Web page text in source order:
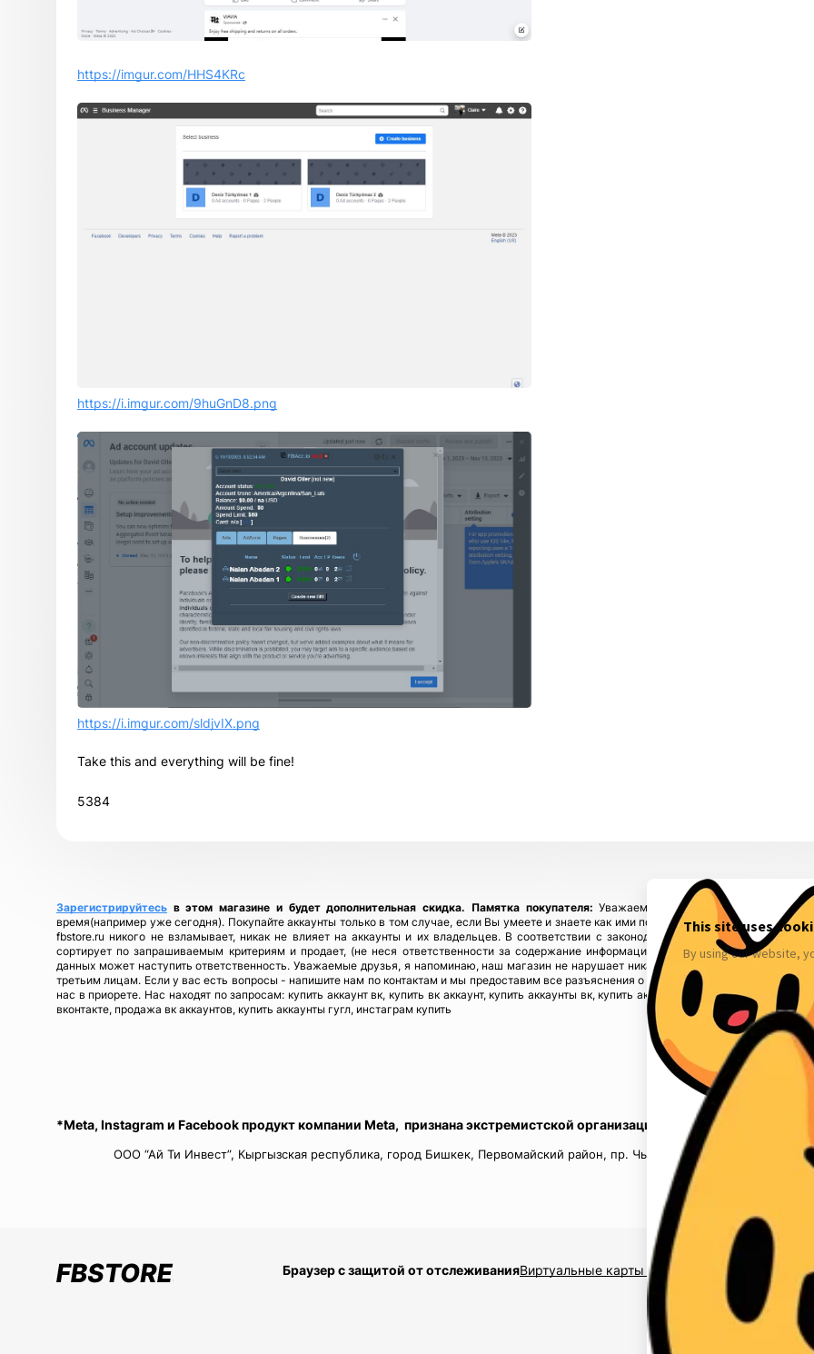
https://imgur.com/HHS4KRc
https://i.imgur.com/9huGnD8.png
https://i.imgur.com/sldjvIX.png
Take this and everything will be fine!
5384
Зарегистрируйтесь в этом магазине и будет дополнительная скидка. Памятка покупателя:Уважаемые покупатели,
время(например уже сегодня). Покупайте аккаунты только в том случае, если Вы умеете и знаете как ими пользоваться! Если у Вас
fbstore.ru никого не взламывает, никак не влияет на аккаунты и их владельцев. В соответствии с законодательством! Магазин
сортирует по запрашиваемым критериям и продает, (не неся ответственности за содержание информации), предупреждая, что в
данных может наступить ответственность. Уважаемые друзья, я напоминаю, наш магазин не нарушает никаких законов и не каких прав
третьим лицам. Если у вас есть вопросы - напишите нам по контактам и мы предоставим все разъяснения о происхождении товаров. Мы
нас в приорете. Нас находят по запросам: купить аккаунт вк, купить вк аккаунт, купить аккаунты вк, купить аккаунты инстаграм, купить
вконтакте, продажа вк аккаунтов, купить аккаунты гугл, инстаграм купить
*Meta, Instagram и Facebook продукт компании Meta, признана экстремистской организацией в России.
ООО “Ай Ти Инвест”, Кыргызская республика, город Бишкек, Первомайский район, пр. Чынгыз Айтматов, д.16,
Браузер с защитой от отслеживанияВиртуальные карты $2,5 Накрутка